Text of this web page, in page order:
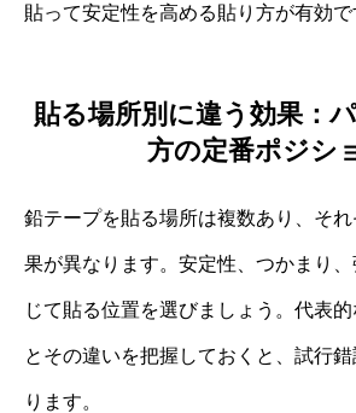
貼って安定性を高める貼り方が有効で
貼る場所別に違う効果：
方の定番ポジシ
鉛テープを貼る場所は複数あり、そ
果が異なります。安定性、つかまり
じて貼る位置を選びましょう。代表
とその違いを把握しておくと、試行
ります。